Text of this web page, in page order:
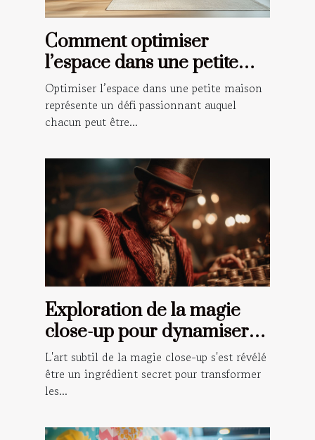
Comment optimiser
l’espace dans une petite
maison ?
Optimiser l’espace dans une petite maison
représente un défi passionnant auquel
chacun peut être...
Exploration de la magie
close-up pour dynamiser
vos événements spéciaux
L'art subtil de la magie close-up s'est révélé
être un ingrédient secret pour transformer
les...